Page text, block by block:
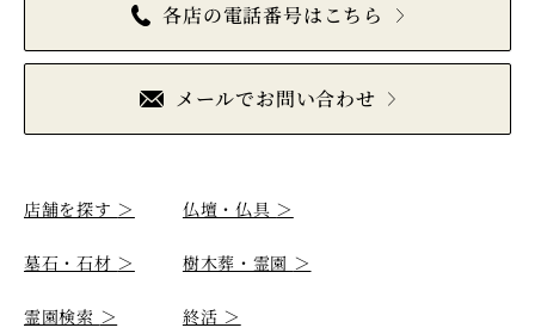
各店の電話番号はこちら
メールでお問い合わせ
店舗を探す ＞ 仏壇・仏具 ＞
墓石・石材 ＞ 樹木葬・霊園 ＞
霊園検索 ＞ 終活 ＞